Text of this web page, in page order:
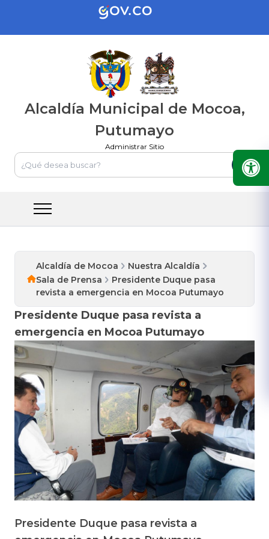
Alcaldía Municipal de Mocoa,
Putumayo
Administrar Sitio
Alcaldía de Mocoa
Nuestra Alcaldía
Sala de Prensa
Presidente Duque pasa
revista a emergencia en Mocoa Putumayo
Presidente Duque pasa revista a
emergencia en Mocoa Putumayo
Presidente Duque pasa revista a